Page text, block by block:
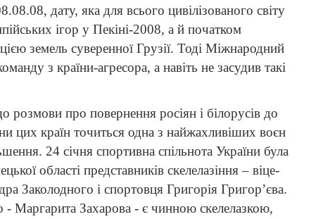
дату, яка для всього цивілізованого світу
ігор у Пекіні-2008, а й початком
земель суверенної Грузії. Тоді Міжнародний
з країни-агресора, а навіть не засудив такі
розмови про повернення росіян і білорусів до
цих країн точиться одна з найжахливіших воєн
24 січня спортивна спільнота України була
області представників скелелазіння – віце-
Заколодного і спортовця Григорія Григор’єва.
Маргарита Захарова - є чинною скелелазкою,